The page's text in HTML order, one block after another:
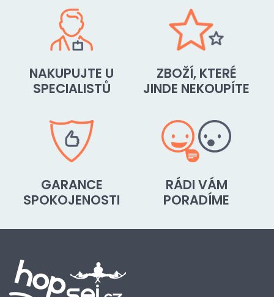
NAKUPUJTE U
SPECIALISTŮ
ZBOŽÍ, KTERÉ
JINDE NEKOUPÍTE
GARANCE
SPOKOJENOSTI
RÁDI VÁM
PORADÍME